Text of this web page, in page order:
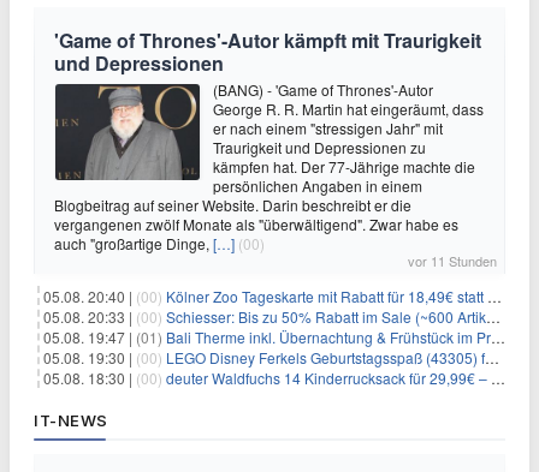
'Game of Thrones'-Autor kämpft mit Traurigkeit
und Depressionen
(BANG) - 'Game of Thrones'-Autor
George R. R. Martin hat eingeräumt, dass
er nach einem "stressigen Jahr" mit
Traurigkeit und Depressionen zu
kämpfen hat. Der 77-Jährige machte die
persönlichen Angaben in einem
Blogbeitrag auf seiner Website. Darin beschreibt er die
vergangenen zwölf Monate als "überwältigend". Zwar habe es
auch "großartige Dinge, […] (00)
vor 11 Stunden
05.08. 20:40 | (00) Kölner Zoo Tageskarte mit Rabatt für 18,49€ statt 29,50€ – einlösbar bis Dezember
05.08. 20:33 | (00) Schiesser: Bis zu 50% Rabatt im Sale (~600 Artikel zur Auswahl)
05.08. 19:47 | (01) Bali Therme inkl. Übernachtung & Frühstück im Premium Hotel (Bad Oeynhausen) ab 89€ p.P.
05.08. 19:30 | (00) LEGO Disney Ferkels Geburtstagsspaß (43305) für 29,10€
05.08. 18:30 | (00) deuter Waldfuchs 14 Kinderrucksack für 29,99€ – Amber-maple
IT-NEWS